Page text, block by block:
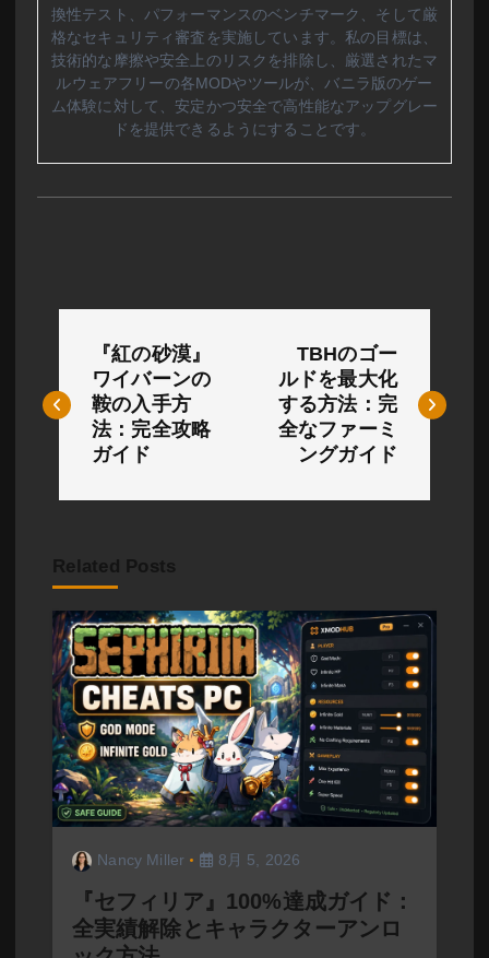
換性テスト、パフォーマンスのベンチマーク、そして厳
格なセキュリティ審査を実施しています。私の目標は、
技術的な摩擦や安全上のリスクを排除し、厳選されたマ
ルウェアフリーの各MODやツールが、バニラ版のゲー
ム体験に対して、安定かつ安全で高性能なアップグレー
ドを提供できるようにすることです。
ナ
ゲ
シ
ョ
ン
『紅の砂漠』
ワイバーンの
鞍の入手方
法：完全攻略
ガイド
TBHのゴー
ルドを最大化
する方法：完
全なファーミ
ングガイド
Related Posts
Nancy Miller 8月 5, 2026
『セフィリア』100%達成ガイド：
全実績解除とキャラクターアンロ